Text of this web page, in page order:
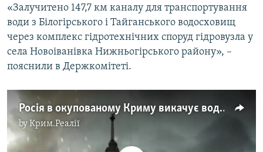
«Залучитено 147,7 км каналу для транспортування
води з Білогірського і Тайганського водосховищ
через комплекс гідротехнічних споруд гідровузла у
села Новоіванівка Нижньогірського району», –
пояснили в Держкомітеті.
Росія в окупованому Криму викачує воду з-під землі. Якими будуть наслідки?
byКрим.Реалії